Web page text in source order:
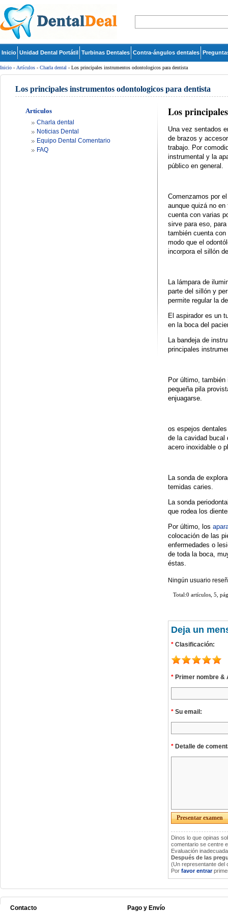
Inicio Unidad Dental Portátil Turbinas Dentales Contra-ángulos dentales
Inicio - Artículos - Charla dental - Los principales instrumentos odontologicos para dentista
Los principales instrumentos odontologicos para dentista
Artículos
Charla dental
Noticias Dental
Equipo Dental Comentario
FAQ
Los
Una vez sentados
de brazos y
trabajo. Por
instrumental y la
público en general.
Comenzamos por
aunque quizá no
cuenta con varias
sirve para eso,
también cuenta
modo que el
incorpora el sillón
La lámpara de
parte del sillón y
permite regular la
El aspirador es un
en la boca del
La bandeja de
principales
Por último,
pequeña pila
enjuagarse.
os espejos
de la cavidad bucal
acero inoxidable o
La sonda de
temidas caries.
La sonda
que rodea los
Por último, los
colocación de las
enfermedades o
de toda la boca,
éstas.
Ningún usuario
Total:0 artículos, 5,
Deja un
* Clasificación:
* Primer nombre &
* Su email:
* Detalle de
Dinos lo que opinas
comentario se centre
Evaluación
Después de las
(Un representante del
Por favor entrar
Contacto Pago y Envío